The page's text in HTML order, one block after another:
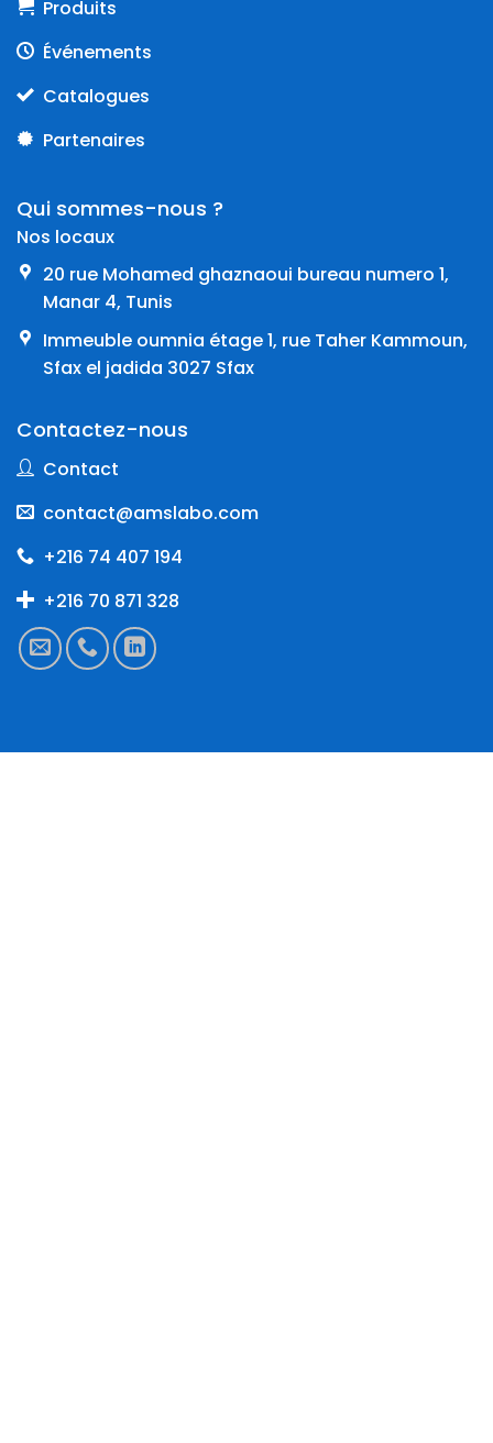
Produits
Événements
Catalogues
Partenaires
Qui sommes-nous ?
Nos locaux
20 rue Mohamed ghaznaoui bureau numero 1,
Manar 4, Tunis
Immeuble oumnia étage 1, rue Taher Kammoun,
Sfax el jadida 3027 Sfax
Contactez-nous
Contact
contact@amslabo.com
+216 74 407 194
+216 70 871 328